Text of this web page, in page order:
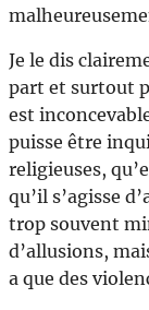
Je le dis
part et surtout
est
puisse être
religieuses,
qu’il s’agisse
trop souvent
d’allusions,
a que des